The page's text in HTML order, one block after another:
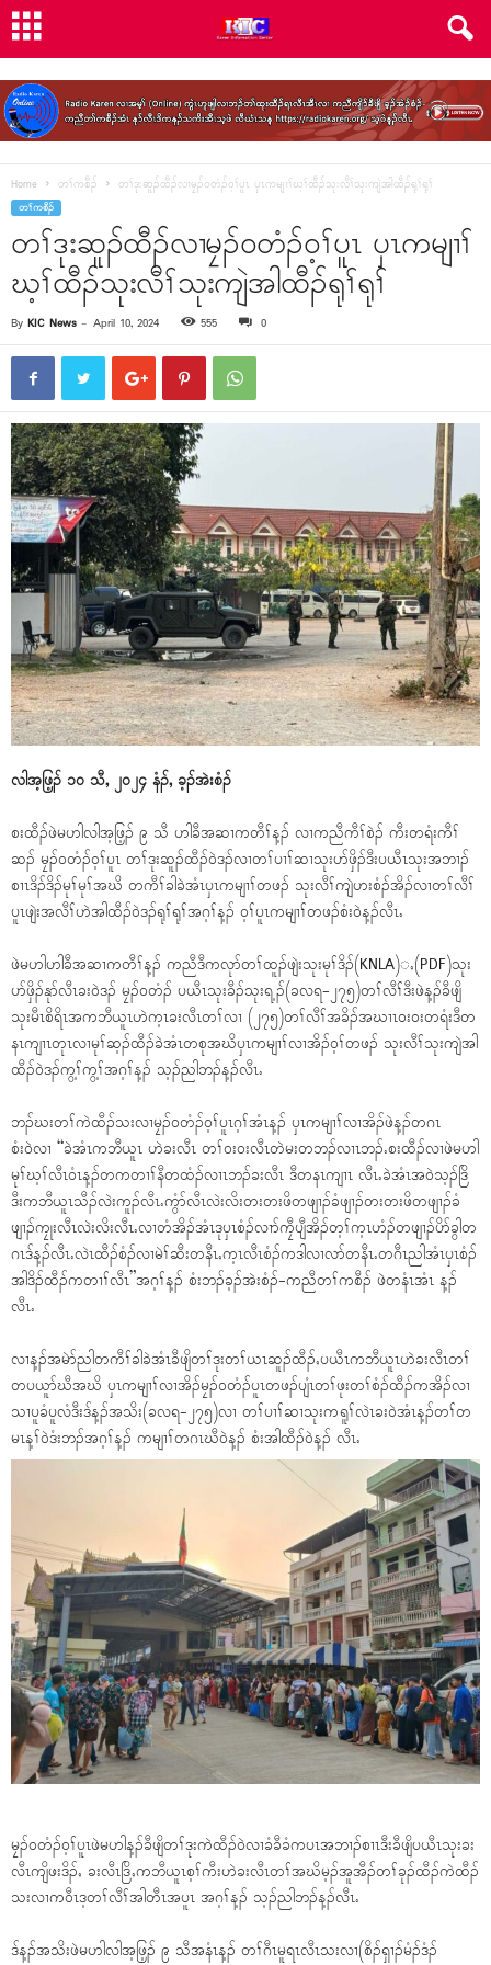
Home တၢ်ကစီၣ် တၢ်ဒုးဆူၣ်ထီၣ်လၢမၠၣ်၀တံၣ်၀့ၢ်ပူၤ ၦၤကမျၢၢ်ဃ့ၢ်ထီၣ်သုးလီၢ်သုးကျဲအါထီၣ်ရုၢ်ရုၢ်
တၢ်ကစီၣ်
တၢ်ဒုးဆူၣ်ထီၣ်လၢမၠၣ်၀တံၣ်၀့ၢ်ပူၤ ၦၤကမျၢၢ်
ဃ့ၢ်ထီၣ်သုးလီၢ်သုးကျဲအါထီၣ်ရုၢ်ရုၢ်
By KIC News - April 10, 2024 555 0
လါအ့ဖြ့ၣ် ၁၀ သီ, ၂၀၂၄ နံၣ်, ခ့ၣ်အဲးစံၣ်
စးထီၣ်ဖဲမဟါလါအ့ဖြ့ၣ် ၉ သီ ဟါခီအဆၢကတီၢ်န့ၣ် လၢကညီကီၢ်စဲၣ် ကီးတရံးကီၢ်
ဆၣ် မၠၣ်၀တံၣ်၀့ၢ်ပူၤ တၢ်ဒုးဆူၣ်ထီၣ်၀ဲဒၣ်လၢတၢ်ပၢၢ်ဆၢသုးပာ်ဖှိၣ်ဒီးပယီၤသုးအဘၢၣ်
စၢၤဒိၣ်ဒိၣ်မုၢ်မုၢ်အဃိ တကီၢ်ခါခဲအံၤၦၤကမျၢၢ်တဖၣ် သုးလီၢ်ကျဲဟးစံၣ်အိၣ်လၢတၢ်လီၢ်
ပူၤဖျဲးအလီၢ်ဟဲအါထီၣ်၀ဲဒၣ်ရုၢ်ရုၢ်အဂ့ၢ်န့ၣ် ၀့ၢ်ပူၤကမျၢၢ်တဖၣ်စံး၀ဲန့ၣ်လီၤႉ
ဖဲမဟါဟါခီအဆၢကတီၢ်န့ၣ် ကညီဒီကလုာ်တၢ်ထူၣ်ဖျဲးသုးမုၢ်ဒိၣ်(KNLA)ႇ(PDF)သုး
ပာ်ဖှိၣ်နုာ်လီၤခး၀ဲဒၣ် မၠၣ်၀တံၣ် ပယီၤသုးခီၣ်သုးရ့ၣ်(ခလရ-၂၇၅)တၢ်လီၢ်ဒီးဖဲန့ၣ်ခီဖျိ
သုးမီၤစိရိၤအကဘီယူၤဟဲက့ၤခးလီၤတၢ်လၢ (၂၇၅)တၢ်လီၢ်အခိၣ်အဃၢၤ၀း၀းတရံးဒီတ
နၤကျၢၤတုၤလၢမုၢ်ဆ့ၣ်ထီၣ်ခဲအံၤတစုအဃိၦၤကမျၢၢ်လၢအိၣ်၀့ၢ်တဖၣ် သုးလီၢ်သုးကျဲအါ
ထီၣ်၀ဲဒၣ်ကွ့ၢ်ကွ့ၢ်အဂ့ၢ်န့ၣ် သ့ၣ်ညါဘၣ်န့ၣ်လီၤႉ
ဘၣ်ဃးတၢ်ကဲထီၣ်သးလၢမၠၣ်၀တံၣ်၀့ၢ်ပူၤဂ့ၢ်အံၤန့ၣ် ၦၤကမျၢၢ်လၢအိၣ်ဖဲန့ၣ်တဂၤ
စံး၀ဲလၢ “ခဲအံၤကဘီယူၤ ဟဲခးလီၤ တၢ်၀း၀းလီၤတဲမးတဘၣ်လၢၤဘၣ်ႉစးထီၣ်လၢဖဲမဟါ
မုၢ်ဃ့ၢ်လီၤ၀ံၤန့ၣ်တကတၢၢ်နီတထံၣ်လၢၤဘၣ်ခးလီၤ ဒီတနၤကျၢၤ လီၤႉခဲအံၤအ၀ဲသ့ၣ်ဒြိ
ဒီးကဘီယူၤသီၣ်လဲးကူၣ်လီၤႉကွံာ်လီၤလဲးလိးတးတးဖိတဖျၢၣ်ခံဖျၢၣ်တးတးဖိတဖျၢၣ်ခံ
ဖျၢၣ်ကၠုးလီၤလဲးလိးလီၤႉလၢတံအိၣ်အံၤဒုၦၤစံၣ်လၢာ်ကၠီပျီအိၣ်တ့ၢ်က့ၤဟံၣ်တဖျၢၣ်ပိာ်ခွါတ
ဂၤဒ်န့ၣ်လီၤႉလဲၤထီၣ်စံၣ်လၢမဲၢ်ဆီးတနီၤႇက့ၤလီၤစံၣ်ကဒါလၢလာ်တနီၤႉတဂီၤညါအံၤၦၤစံၣ်
အါဒိၣ်ထီၣ်ကတၢၢ်လီၤ”အဂ့ၢ်န့ၣ် စံးဘၣ်ခ့ၣ်အဲးစံၣ်-ကညီတၢ်ကစီၣ် ဖဲတနံၤအံၤ န့ၣ်
လီၤႉ
လၢန့ၣ်အမဲာ်ညါတကီၢ်ခါခဲအံၤခီဖျိတၢ်ဒုးတၢ်ယၤဆူၣ်ထီၣ်ႇပယီၤကဘီယူၤဟဲခးလီၤတၢ်
တပယူာ်ဃီအဃိ ၦၤကမျၢၢ်လၢအိၣ်မၠၣ်၀တံၣ်ပူၤတဖၣ်ပျံၤတၢ်ဖုးတၢ်စံၣ်ထီၣ်ကအိၣ်လၢ
သၢပူခံပူလံဒီးဒ်န့ၣ်အသိး(ခလရ-၂၇၅)လၢ တၢ်ပၢၢ်ဆၢသုးကရူၢ်လဲၤခး၀ဲအံၤန့ၣ်တၢ်တ
မၤန့ၢ်၀ဲဒံးဘၣ်အဂ့ၢ်န့ၣ် ကမျၢၢ်တဂၤဃီ၀ဲန့ၣ် စံးအါထီၣ်၀ဲန့ၣ် လီၤႉ
မၠၣ်၀တံၣ်၀့ၢ်ပူၤဖဲမဟါန့ၣ်ခီဖျိတၢ်ဒုးကဲထီၣ်၀ဲလၢခံခီခံကပၤအဘၢၣ်စၢၤဒီးခီဖျိပယီၤသုးခး
လီၤကျိဖးဒိၣ်ႇ ခးလီၤဒြိႇကဘီယူၤစ့ၢ်ကီးဟဲခးလီၤတၢ်အဃိမ့ၣ်အူအီၣ်တၢ်ခုၣ်ထီၣ်ကဲထီၣ်
သးလၢက၀ီၤဒ့တၢ်လီၢ်အါတီၤအပူၤ အဂ့ၢ်န့ၣ် သ့ၣ်ညါဘၣ်န့ၣ်လီၤႉ
ဒ်န့ၣ်အသိးဖဲမဟါလါအ့ဖြ့ၣ် ၉ သီအနံၤန့ၣ် တၢ်ဂီၤမူရၤလီၤသးလၢ(စိၣ်ရှၢၣ်မံၣ်ဒံၣ်